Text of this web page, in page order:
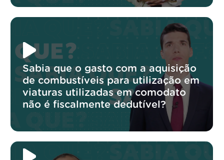
Sabia que o gasto com a aquisição
de combustíveis para utilização em
viaturas utilizadas em comodato
não é fiscalmente dedutível?